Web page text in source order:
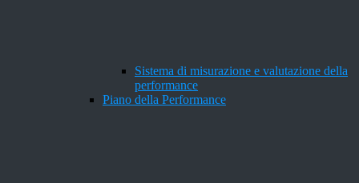
Sistema di misurazione e valutazione della
performance
Piano della Performance